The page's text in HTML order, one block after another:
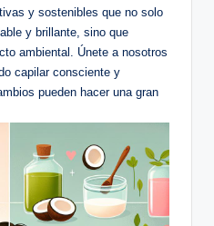
y sostenibles que no solo
y brillante, sino que
ambiental. Únete a nosotros
capilar consciente y
pueden hacer una gran